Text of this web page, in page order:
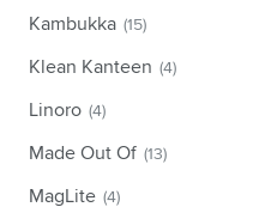
Technologie & Gadgets
Kambukka (15)
Klean Kanteen (4)
Linoro (4)
Made Out Of (13)
MagLite (4)